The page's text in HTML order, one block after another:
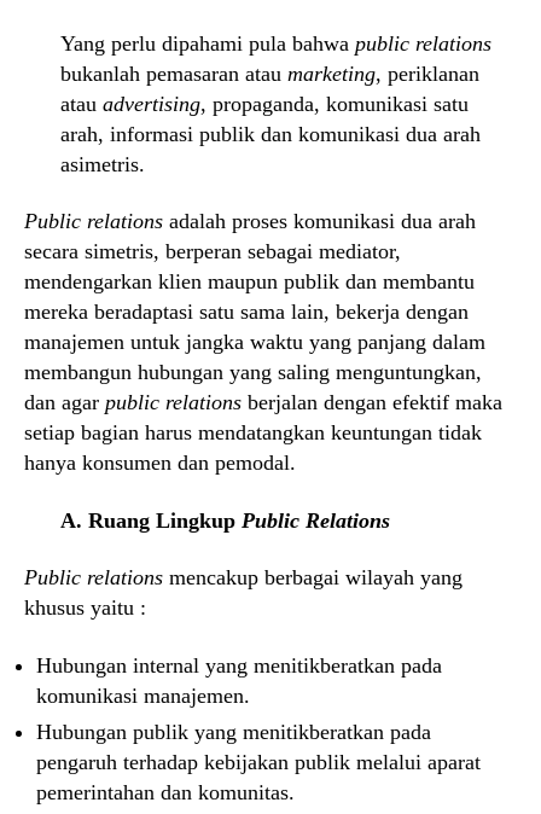
Yang perlu dipahami pula bahwa public relations
bukanlah pemasaran atau marketing, periklanan
atau advertising, propaganda, komunikasi satu
arah, informasi publik dan komunikasi dua arah
asimetris.
Public relations adalah proses komunikasi dua arah
secara simetris, berperan sebagai mediator,
mendengarkan klien maupun publik dan membantu
mereka beradaptasi satu sama lain, bekerja dengan
manajemen untuk jangka waktu yang panjang dalam
membangun hubungan yang saling menguntungkan,
dan agar public relations berjalan dengan efektif maka
setiap bagian harus mendatangkan keuntungan tidak
hanya konsumen dan pemodal.
A. Ruang Lingkup Public Relations
Public relations mencakup berbagai wilayah yang
khusus yaitu :
Hubungan internal yang menitikberatkan pada
komunikasi manajemen.
Hubungan publik yang menitikberatkan pada
pengaruh terhadap kebijakan publik melalui aparat
pemerintahan dan komunitas.